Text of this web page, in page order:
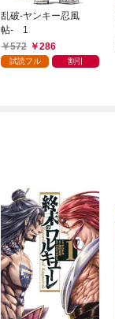
乱破-ヤンキー忍風
帖- 1
572
286
試読フル 割引